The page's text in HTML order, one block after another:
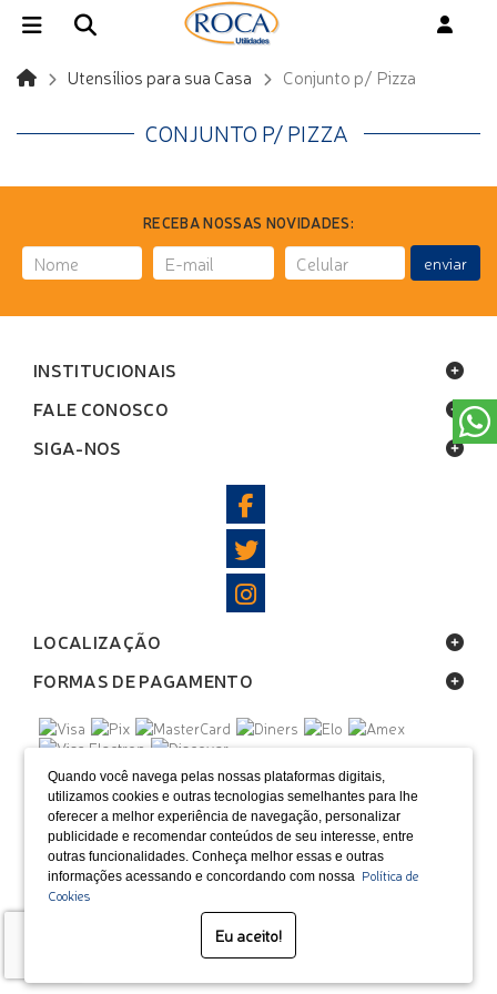
Quando você navega pelas nossas plataformas digitais,
utilizamos cookies e outras tecnologias semelhantes para lhe
oferecer a melhor experiência de navegação, personalizar
publicidade e recomendar conteúdos de seu interesse, entre
outras funcionalidades. Conheça melhor essas e outras
informações acessando e concordando com nossa Política de
Cookies
Eu aceito!
Utensílios para sua Casa Conjunto p/ Pizza
CONJUNTO P/ PIZZA
RECEBA NOSSAS NOVIDADES:
enviar
INSTITUCIONAIS
FALE CONOSCO
SIGA-NOS
LOCALIZAÇÃO
FORMAS DE PAGAMENTO
SELOS
Desenvolvido por Bruc Internet